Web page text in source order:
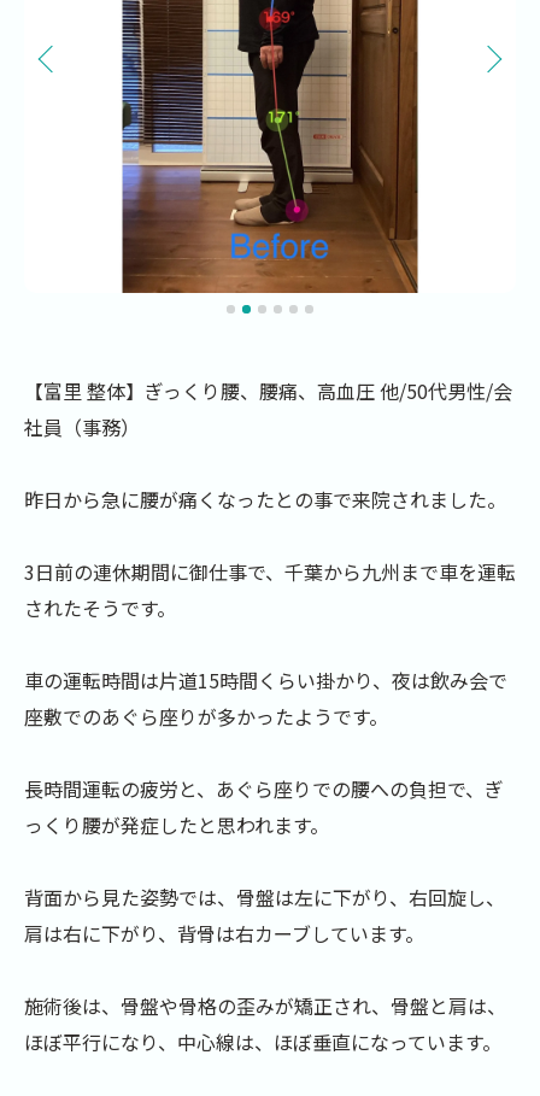
【富里 整体】ぎっくり腰、腰痛、高血圧 他/50代男性/会
社員（事務）
昨日から急に腰が痛くなったとの事で来院されました。
3日前の連休期間に御仕事で、千葉から九州まで車を運転
されたそうです。
車の運転時間は片道15時間くらい掛かり、夜は飲み会で
座敷でのあぐら座りが多かったようです。
長時間運転の疲労と、あぐら座りでの腰への負担で、ぎ
っくり腰が発症したと思われます。
背面から見た姿勢では、骨盤は左に下がり、右回旋し、
肩は右に下がり、背骨は右カーブしています。
施術後は、骨盤や骨格の歪みが矯正され、骨盤と肩は、
ほぼ平行になり、中心線は、ほぼ垂直になっています。